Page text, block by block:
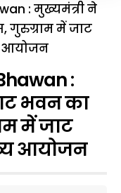
: मुख्यमंत्री ने
गुरुग्राम में जाट
आयोजन
:
भवन का
में जाट
आयोजन